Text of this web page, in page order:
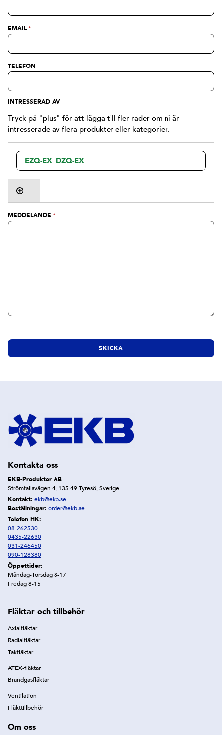
EMAIL*
TELEFON
INTRESSERAD AV
Tryck på "plus" för att lägga till fler rader om ni är
intresserade av flera produkter eller kategorier.
MEDDELANDE *
Kontakta oss
EKB-Produkter AB
Strömfallsvägen 4, 135 49 Tyresö, Sverige
Kontakt: ekb@ekb.se
Beställningar: order@ekb.se
Telefon HK:
08-262530
0435-22630
031-246450
090-128380
Öppettider:
Måndag-Torsdag 8-17
Fredag 8-15
Fläktar och tillbehör
Axialfläktar
Radialfläktar
Takfläktar
ATEX-fläktar
Brandgasfläktar
Ventilation
Fläkttillbehör
Om oss